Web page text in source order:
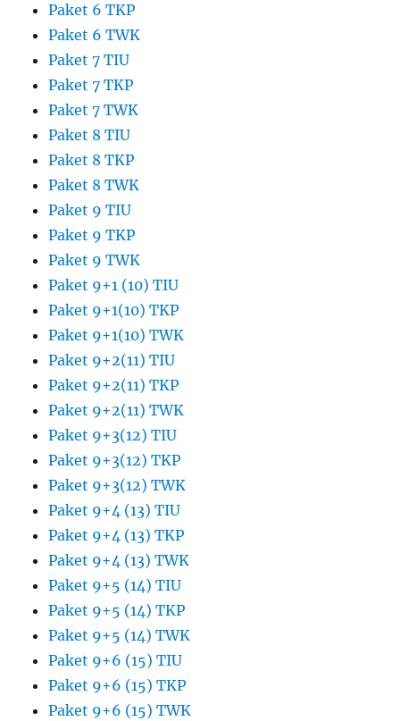
Paket 6 TKP
Paket 6 TWK
Paket 7 TIU
Paket 7 TKP
Paket 7 TWK
Paket 8 TIU
Paket 8 TKP
Paket 8 TWK
Paket 9 TIU
Paket 9 TKP
Paket 9 TWK
Paket 9+1 (10) TIU
Paket 9+1(10) TKP
Paket 9+1(10) TWK
Paket 9+2(11) TIU
Paket 9+2(11) TKP
Paket 9+2(11) TWK
Paket 9+3(12) TIU
Paket 9+3(12) TKP
Paket 9+3(12) TWK
Paket 9+4 (13) TIU
Paket 9+4 (13) TKP
Paket 9+4 (13) TWK
Paket 9+5 (14) TIU
Paket 9+5 (14) TKP
Paket 9+5 (14) TWK
Paket 9+6 (15) TIU
Paket 9+6 (15) TKP
Paket 9+6 (15) TWK